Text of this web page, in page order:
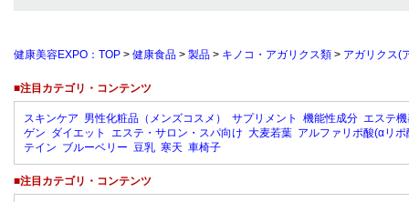
健康美容EXPO：TOP > 健康食品 > 製品 > キノコ・アガリクス類 > アガリクス(
■注目カテゴリ・コンテンツ
スキンケア 男性化粧品（メンズコスメ） サプリメント 機能性成分 エステ
ゲン ダイエット エステ・サロン・スパ向け 大麦若葉 アルファリポ酸(αリポ
テイン ブルーベリー 豆乳 寒天 車椅子
■注目カテゴリ・コンテンツ